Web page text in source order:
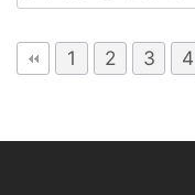
1 2 3 4